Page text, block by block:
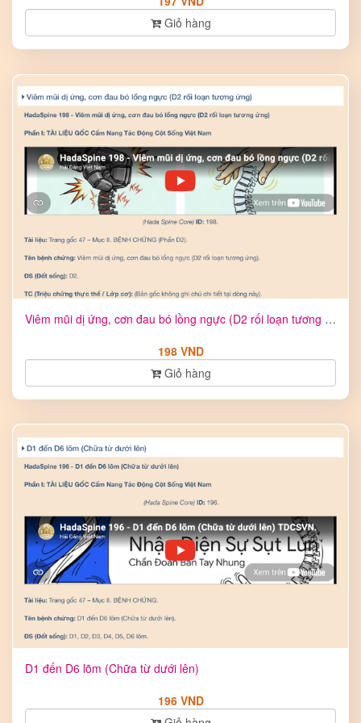
Giỏ hàng
Viêm mũi dị ứng, cơn đau bó lồng ngực (D2 rối loạn tương ứng ...
198 VND
Giỏ hàng
D1 đến D6 lõm (Chữa từ dưới lên)
196 VND